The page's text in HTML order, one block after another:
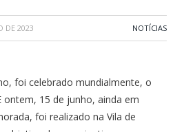
DE 2023 NOTÍCIAS
foi celebrado mundialmente, o
ontem, 15 de junho, ainda em
foi realizado na Vila de